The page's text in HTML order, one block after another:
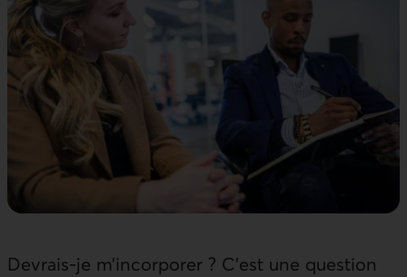
Devrais-je m’incorporer ? C’est une question